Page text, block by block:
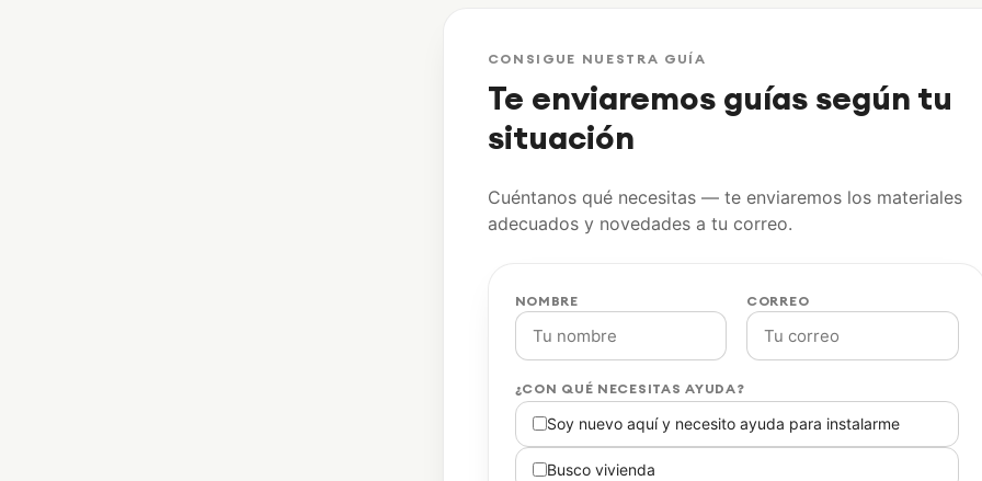
CONSIGUE NUESTRA GUÍA
Te enviaremos guías según tu
situación
Cuéntanos qué necesitas — te enviaremos los materiales
adecuados y novedades a tu correo.
NOMBRE CORREO
¿CON QUÉ NECESITAS AYUDA?
Soy nuevo aquí y necesito ayuda para instalarme
Busco vivienda